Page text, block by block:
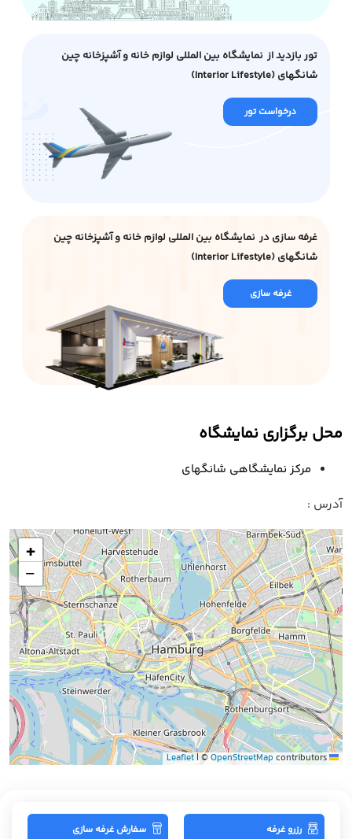
تور بازدید از نمایشگاه بین المللی لوازم خانه و آشپزخانه چین
شانگهای (Interior Lifestyle)
درخواست تور
غرفه سازی در نمایشگاه بین المللی لوازم خانه و آشپزخانه چین
شانگهای (Interior Lifestyle)
غرفه سازی
محل برگزاری نمایشگاه
مرکز نمایشگاهی شانگهای
آدرس :
+
−
|©OpenStreetMap contributors
رزرو غرفه سفارش غرفه سازی